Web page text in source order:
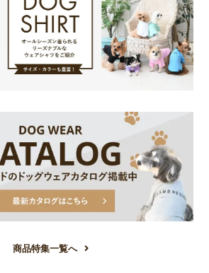
商品特集一覧へ